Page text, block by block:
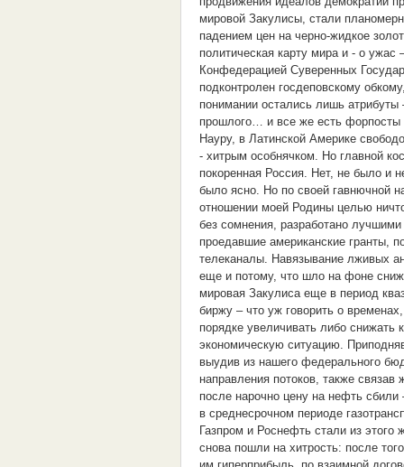
мировой Закулисы, стали
падением цен на черно-жидкое
политическая карту мира и - о ужас
Конфедерацией Суверенных
подконтролен госдеповскому
понимании остались лишь
прошлого… и все же есть
Науру, в Латинской Америке
- хитрым особнячком. Но главной
покоренная Россия. Нет, не было и
было ясно. Но по своей гавнючной
отношении моей Родины целью
без сомнения, разработано
проедавшие американские гранты,
телеканалы. Навязывание лживых
еще и потому, что шло на фоне
мировая Закулиса еще в период
биржу – что уж говорить о
порядке увеличивать либо
экономическую ситуацию.
выудив из нашего федерального
направления потоков, также
после нарочно цену на нефть
в среднесрочном периоде
Газпром и Роснефть стали из
снова пошли на хитрость: после